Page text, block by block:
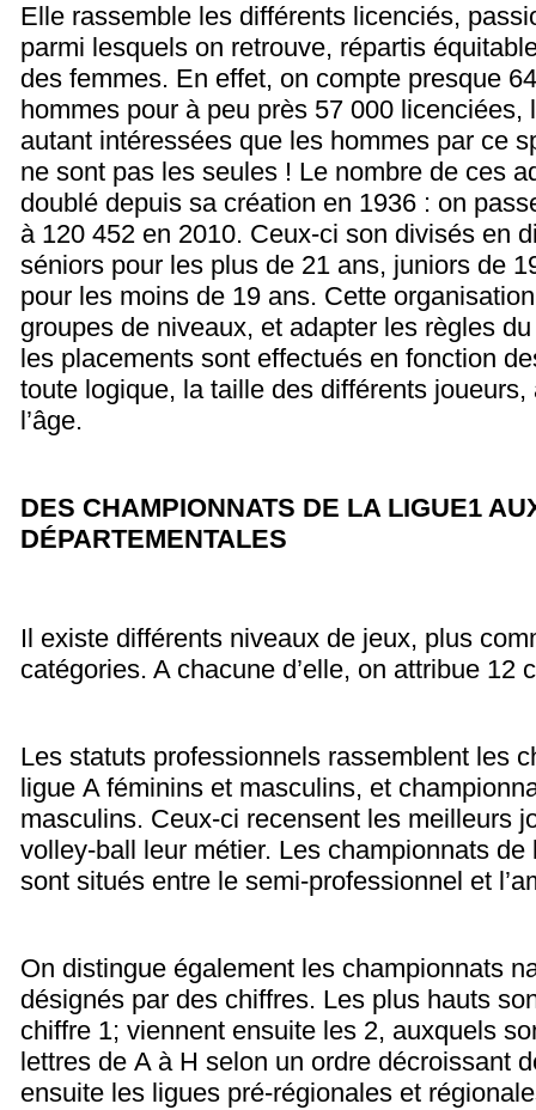
Elle rassemble les différents licenciés,
parmi lesquels on retrouve, répartis
des femmes. En effet, on compte presque
hommes pour à peu près 57 000 licenciées,
autant intéressées que les hommes par ce
ne sont pas les seules ! Le nombre de ces
doublé depuis sa création en 1936 : on
à 120 452 en 2010. Ceux-ci son divisés en
séniors pour les plus de 21 ans, juniors de
pour les moins de 19 ans. Cette
groupes de niveaux, et adapter les règles
les placements sont effectués en fonction
toute logique, la taille des différents
l’âge.
DES CHAMPIONNATS DE LA LIGUE1
DÉPARTEMENTALES
Il existe différents niveaux de jeux, plus
catégories. A chacune d’elle, on attribue 12
Les statuts professionnels rassemblent les
ligue A féminins et masculins, et
masculins. Ceux-ci recensent les meilleurs
volley-ball leur métier. Les championnats
sont situés entre le semi-professionnel et
On distingue également les championnats
désignés par des chiffres. Les plus hauts
chiffre 1; viennent ensuite les 2, auxquels
lettres de A à H selon un ordre décroissant
ensuite les ligues pré-régionales et